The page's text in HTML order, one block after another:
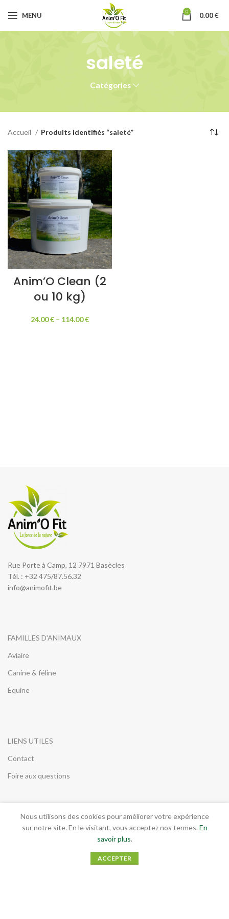
MENU 0 0.00€
saleté
Catégories
Accueil Produits identifiés “saleté”
Anim’O Clean (2
ou 10 kg)
24.00€ – 114.00€
Rue Porte à Camp, 12 7971 Basècles
Tél. : +32 475/87.56.32
info@animofit.be
FAMILLES D'ANIMAUX
Aviaire
Canine & féline
Équine
LIENS UTILES
Contact
Foire aux questions
INFORMATIONS LEGALES
Conditions générales de vente
Nous utilisons des cookies pour améliorer votre expérience
sur notre site. En le visitant, vous acceptez nos termes. En
savoir plus.
ACCEPTER